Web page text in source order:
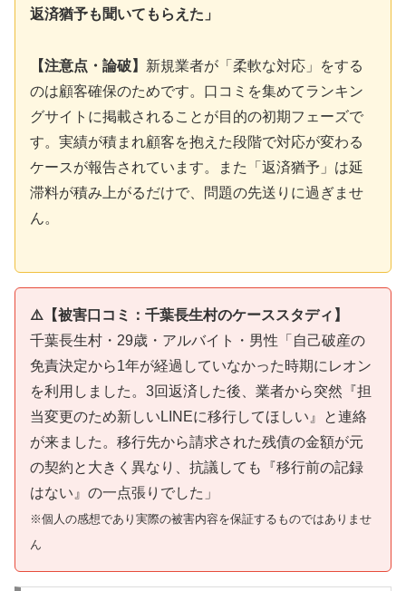
返済猶予も聞いてもらえた」
【注意点・論破】 新規業者が「柔軟な対応」をする
のは顧客確保のためです。口コミを集めてランキン
グサイトに掲載されることが目的の初期フェーズで
す。実績が積まれ顧客を抱えた段階で対応が変わる
ケースが報告されています。また「返済猶予」は延
滞料が積み上がるだけで、問題の先送りに過ぎませ
ん。
⚠️【被害口コミ：千葉長生村のケーススタディ】
千葉長生村・29歳・アルバイト・男性「自己破産の
免責決定から1年が経過していなかった時期にレオン
を利用しました。3回返済した後、業者から突然『担
当変更のため新しいLINEに移行してほしい』と連絡
が来ました。移行先から請求された残債の金額が元
の契約と大きく異なり、抗議しても『移行前の記録
はない』の一点張りでした」
※個人の感想であり実際の被害内容を保証するものではありませ
ん